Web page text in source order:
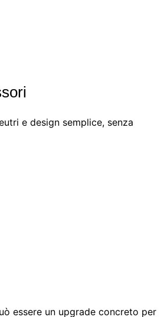
e design semplice, senza
essere un upgrade concreto per